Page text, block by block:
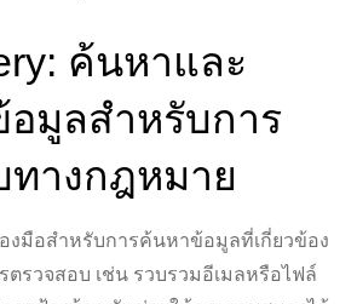
ค้นหาและ
อมูลสำหรับการ
ทางกฎหมาย
งมือสำหรับการค้นหาข้อมูลที่เกี่ยวข้อง
รวจสอบ เช่น รวบรวมอีเมลหรือไฟล์